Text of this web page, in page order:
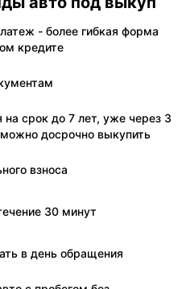
- более гибкая форма
кредите
срок до 7 лет, уже через 3
досрочно выкупить
взноса
30 минут
в день обращения